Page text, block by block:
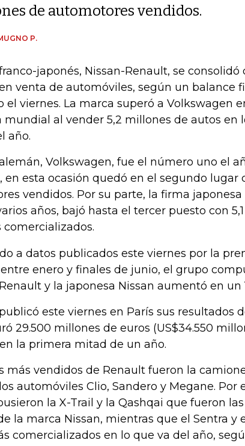
de automotores vendidos.
P.
japonés, Nissan-Renault, se
venta de automóviles, según un balance
el viernes. La marca superó a Volkswagen
mundial al vender 5,2 millones de autos en
año.
Volkswagen, fue el número uno el
en esta ocasión quedó en el segundo lugar
vendidos. Por su parte, la firma japonesa
años, bajó hasta el tercer puesto con
comercializados.
a datos publicados este viernes por la
enero y finales de junio, el grupo
y la japonesa Nissan aumentó en un
este viernes en París sus resultados
29.500 millones de euros (US$34.550
la primera mitad de un año.
más vendidos de Renault fueron la
automóviles Clio, Sandero y Megane. Por
la X-Trail y la Qashqai que fueron
la marca Nissan, mientras que el Sentra y
comercializados en lo que va del año,